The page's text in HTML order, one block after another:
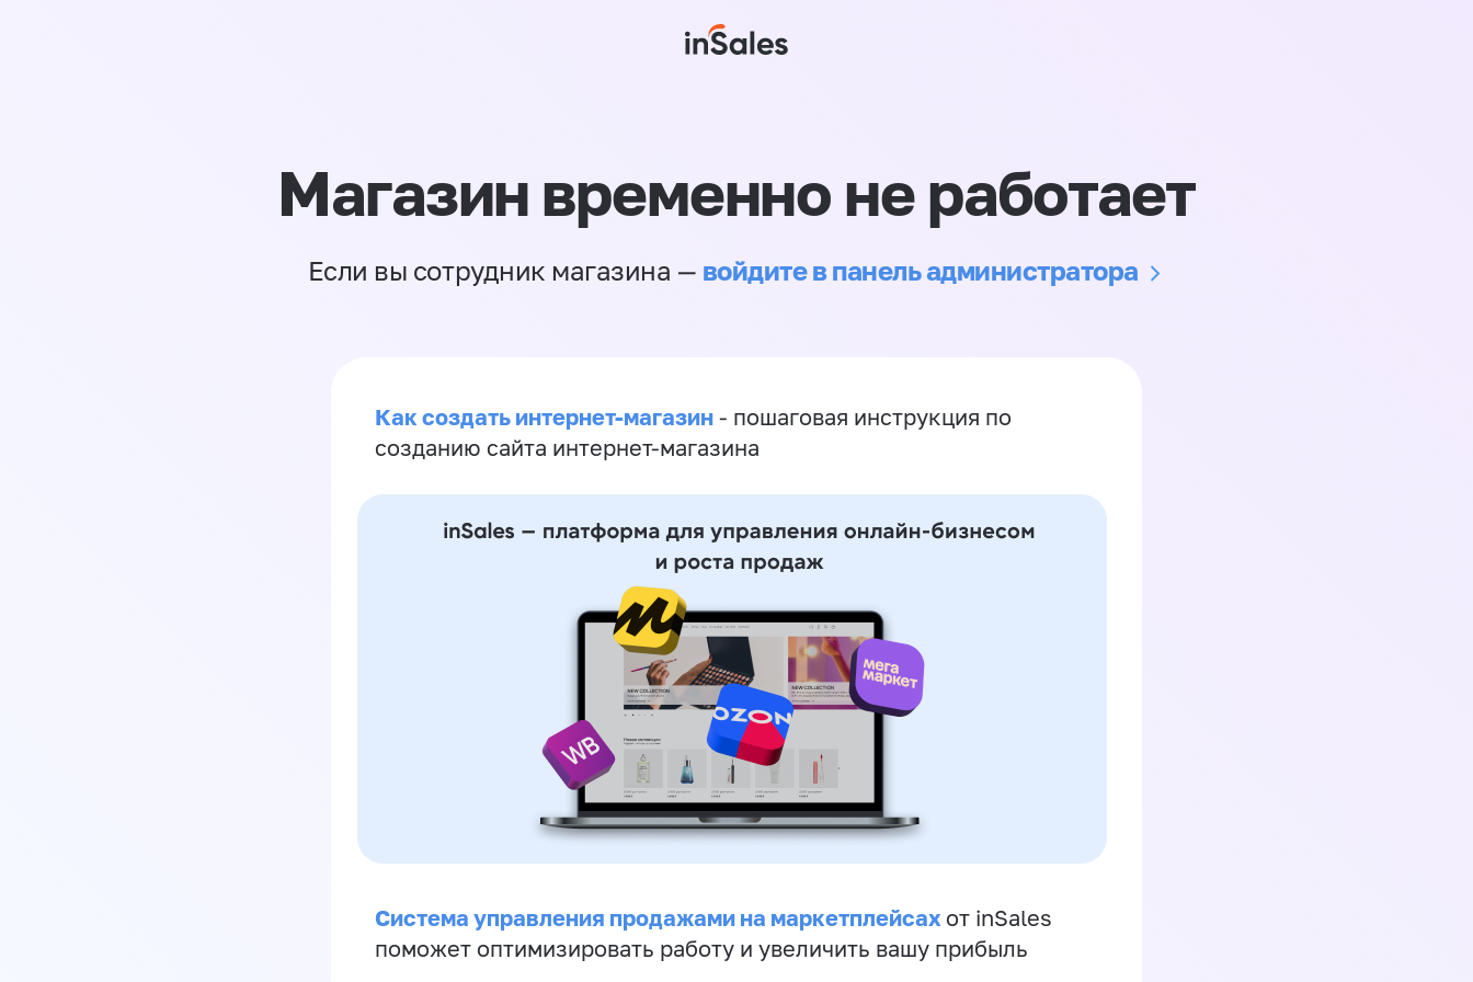
Магазин временно не работает
Если вы сотрудник магазина — войдите в панель администратора
Как создать интернет-магазин - пошаговая инструкция по
созданию сайта интернет-магазина
Система управления продажами на маркетплейсах от inSales
поможет оптимизировать работу и увеличить вашу прибыль